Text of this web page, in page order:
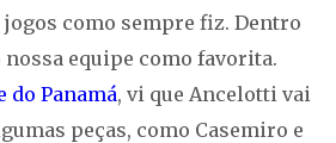
como sempre fiz. Dentro
nossa equipe como favorita.
do Panamá, vi que Ancelotti vai
peças, como Casemiro e